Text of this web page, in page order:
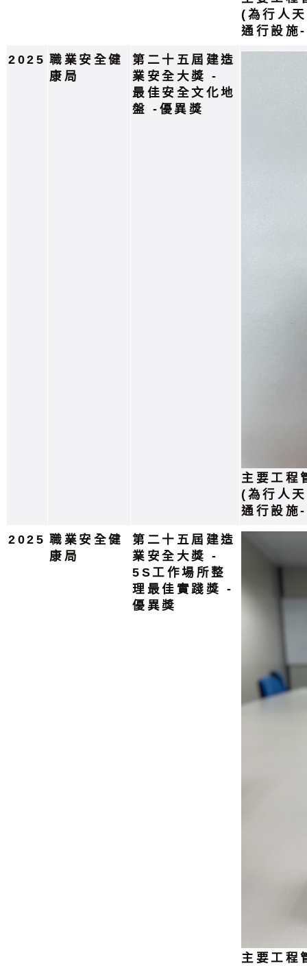
(為行人
通行設施
2025 職業安全健
康局
第二十五屆建造
業安全大獎 -
最佳安全文化地
盤 -優異獎
主要工程
(為行人
通行設施
2025 職業安全健
康局
第二十五屆建造
業安全大獎 -
5S工作場所整
理最佳實踐獎 -
優異獎
主要工程